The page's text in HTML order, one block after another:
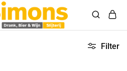
Filter